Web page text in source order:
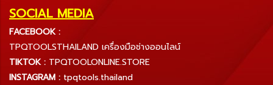
SOCIAL MEDIA
FACEBOOK :
TPQTOOLSTHAILAND เครื่องมือช่างออนไลน์
TIKTOK : TPQTOOLONLINE.STORE
INSTAGRAM : tpqtools.thailand